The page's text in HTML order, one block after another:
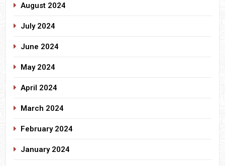
August 2024
July 2024
June 2024
May 2024
April 2024
March 2024
February 2024
January 2024